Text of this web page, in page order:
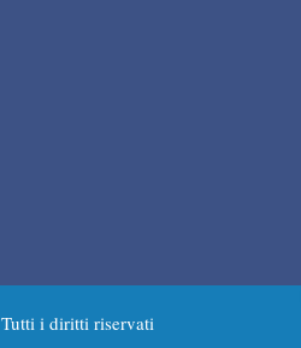
i diritti riservati